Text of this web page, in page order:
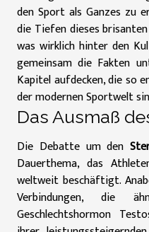
den Sport als Ganzes zu
die Tiefen dieses
was wirklich hinter den
gemeinsam die Fakten
Kapitel aufdecken, die so
der modernen Sportwelt
Das Ausmaß
Die Debatte um den
Dauerthema, das
weltweit beschäftigt.
Verbindungen, die
Geschlechtshormon